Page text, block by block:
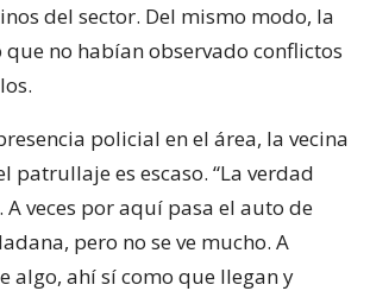
del sector. Del mismo modo, la
no habían observado conflictos
policial en el área, la vecina
patrullaje es escaso. “La verdad
A veces por aquí pasa el auto de
pero no se ve mucho. A
algo, ahí sí como que llegan y